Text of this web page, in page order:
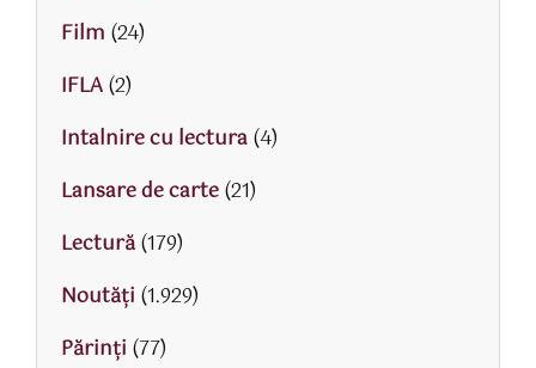
Film (24)
IFLA(2)
Intalnire cu lectura(4)
Lansare de carte(21)
Lectură(179)
Noutăți (1.929)
Părinţi (77)